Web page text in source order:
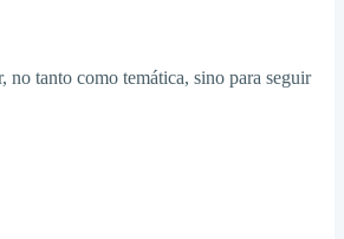
tanto como temática, sino para seguir